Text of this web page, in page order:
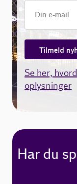
Tilmeld
Se her,
oplysninger
Har du